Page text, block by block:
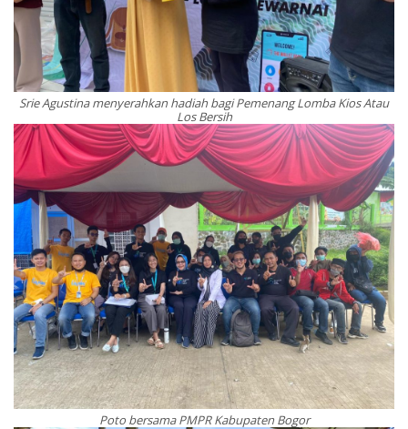
Srie Agustina menyerahkan hadiah bagi Pemenang Lomba Kios Atau
Los Bersih
Poto bersama PMPR Kabupaten Bogor